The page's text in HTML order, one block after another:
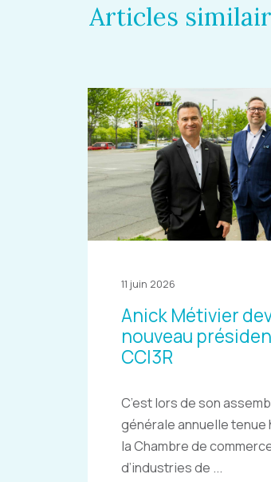
Articles
11 juin 2026
Anick Métivier
nouveau
CCI3R
C’est lors de son
générale annuelle tenue
la Chambre de
d’industries de ...